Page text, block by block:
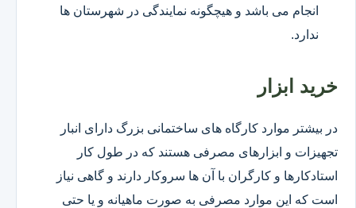
انجام می باشد و هیچگونه نمایندگی در شهرستان ها
ندارد.
خرید ابزار
در بیشتر موارد کارگاه های ساختمانی بزرگ دارای انبار
تجهیزات و ابزارهای مصرفی هستند که در طول کار
استادکارها و کارگران با آن ها سروکار دارند و گاهی نیاز
است که این موارد مصرفی به صورت ماهیانه و یا حتی